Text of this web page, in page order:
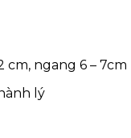
cm, ngang 6 –
lý